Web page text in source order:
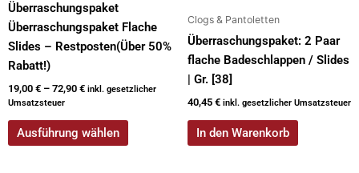
Überraschungspaket
Überraschungspaket Flache
Slides – Restposten(Über 50%
Rabatt!)
19,00 € – 72,90 € inkl. gesetzlicher
Umsatzsteuer
Ausführung wählen
Clogs & Pantoletten
Überraschungspaket: 2 Paar
flache Badeschlappen / Slides
| Gr. [38]
40,45 € inkl. gesetzlicher Umsatzsteuer
In den Warenkorb